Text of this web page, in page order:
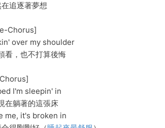
追逐著夢想
Chorus]
over my shoulder
看，也不打算後悔
I'm sleepin' in
在躺著的這張床
me, it's broken in